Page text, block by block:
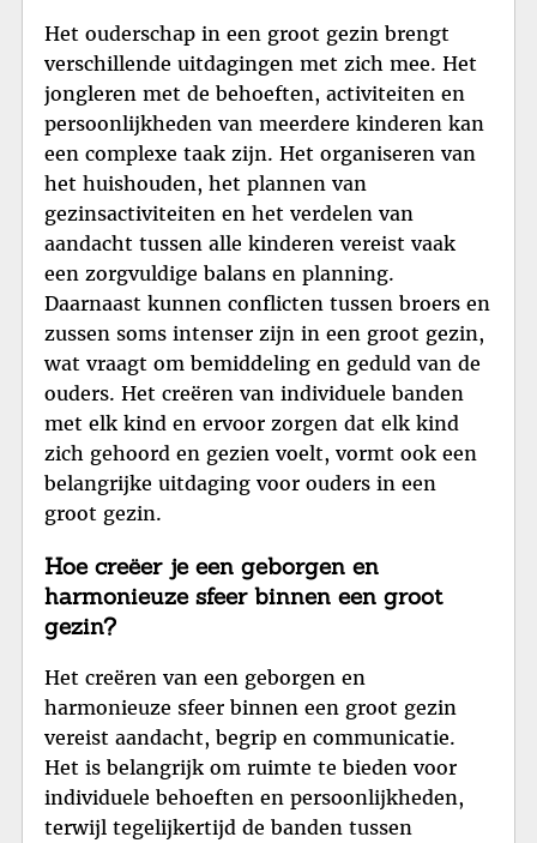
Het ouderschap in een groot gezin brengt
verschillende uitdagingen met zich mee. Het
jongleren met de behoeften, activiteiten en
persoonlijkheden van meerdere kinderen kan
een complexe taak zijn. Het organiseren van
het huishouden, het plannen van
gezinsactiviteiten en het verdelen van
aandacht tussen alle kinderen vereist vaak
een zorgvuldige balans en planning.
Daarnaast kunnen conflicten tussen broers en
zussen soms intenser zijn in een groot gezin,
wat vraagt om bemiddeling en geduld van de
ouders. Het creëren van individuele banden
met elk kind en ervoor zorgen dat elk kind
zich gehoord en gezien voelt, vormt ook een
belangrijke uitdaging voor ouders in een
groot gezin.
Hoe creëer je een geborgen en
harmonieuze sfeer binnen een groot
gezin?
Het creëren van een geborgen en
harmonieuze sfeer binnen een groot gezin
vereist aandacht, begrip en communicatie.
Het is belangrijk om ruimte te bieden voor
individuele behoeften en persoonlijkheden,
terwijl tegelijkertijd de banden tussen